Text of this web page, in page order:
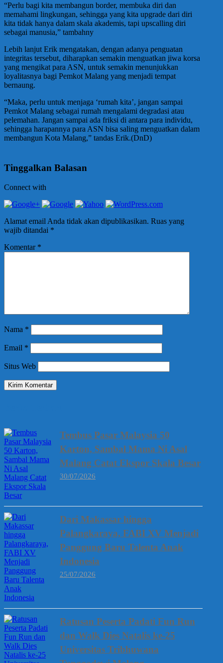
“Perlu bagi kita membangun border, membuka diri dan
memahami lingkungan, sehingga yang kita upgrade dari diri
kita tidak hanya dalam skala akademis, tapi upscalling diri
sebagai manusia,” tambahny
Lebih lanjut Erik mengatakan, dengan adanya penguatan
integritas tersebut, diharapkan semakin menguatkan jiwa korsa
yang mengikat para ASN, untuk semakin menunjukkan
loyalitasnya bagi Pemkot Malang yang menjadi tempat
bernaung.
“Maka, perlu untuk menjaga ‘rumah kita’, jangan sampai
Pemkot Malang sebagai rumah mengalami degradasi atau
pelemahan. Jangan sampai ada friksi di antara para individu,
sehingga harapannya para ASN bisa saling menguatkan dalam
membangun Kota Malang,” tandas Erik.(DnD)
Tinggalkan Balasan
Connect with
Alamat email Anda tidak akan dipublikasikan. Ruas yang
wajib ditandai *
Komentar *
Nama *
Email *
Situs Web
Tembus Pasar Malaysia 50
Karton, Sambal Mama Ni Asal
Malang Catat Ekspor Skala Besar
30/07/2026
Dari Makassar hingga
Palangkaraya, FABI XV Menjadi
Panggung Baru Talenta Anak
Indonesia
25/07/2026
Ratusan Peserta Padati Fun Run
dan Walk Dies Natalis ke-25
Universitas Tribhuwana